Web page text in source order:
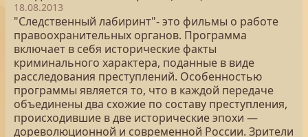
18.08.2013
"Следственный лабиринт"- это фильмы о работе
правоохранительных органов. Программа
включает в себя исторические факты
криминального характера, поданные в виде
расследования преступлений. Особенностью
программы является то, что в каждой передаче
объединены два схожие по составу преступления,
происходившие в две исторические эпохи —
дореволюционной и современной России. Зрители